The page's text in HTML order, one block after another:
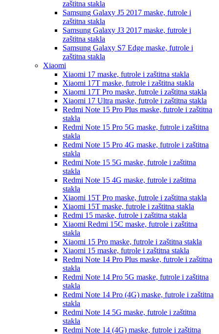
zaštitna stakla
Samsung Galaxy J5 2017 maske, futrole i
zaštitna stakla
Samsung Galaxy J3 2017 maske, futrole i
zaštitna stakla
Samsung Galaxy S7 Edge maske, futrole i
zaštitna stakla
Xiaomi
Xiaomi 17 maske, futrole i zaštitna stakla
Xiaomi 17T maske, futrole i zaštitna stakla
Xiaomi 17T Pro maske, futrole i zaštitna stakla
Xiaomi 17 Ultra maske, futrole i zaštitna stakla
Redmi Note 15 Pro Plus maske, futrole i zaštitna
stakla
Redmi Note 15 Pro 5G maske, futrole i zaštitna
stakla
Redmi Note 15 Pro 4G maske, futrole i zaštitna
stakla
Redmi Note 15 5G maske, futrole i zaštitna
stakla
Redmi Note 15 4G maske, futrole i zaštitna
stakla
Xiaomi 15T Pro maske, futrole i zaštitna stakla
Xiaomi 15T maske, futrole i zaštitna stakla
Redmi 15 maske, futrole i zaštitna stakla
Xiaomi Redmi 15C maske, futrole i zaštitna
stakla
Xiaomi 15 Pro maske, futrole i zaštitna stakla
Xiaomi 15 maske, futrole i zaštitna stakla
Redmi Note 14 Pro Plus maske, futrole i zaštitna
stakla
Redmi Note 14 Pro 5G maske, futrole i zaštitna
stakla
Redmi Note 14 Pro (4G) maske, futrole i zaštitna
stakla
Redmi Note 14 5G maske, futrole i zaštitna
stakla
Redmi Note 14 (4G) maske, futrole i zaštitna